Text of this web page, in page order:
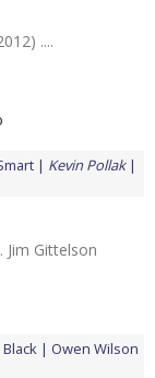
....
Kevin Pollak
Jim Gittelson
Black
Owen Wilson